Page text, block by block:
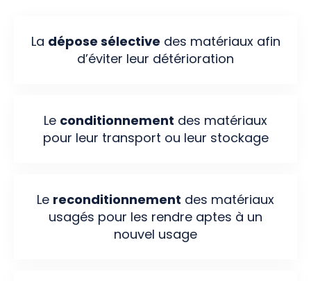
La dépose sélective des matériaux afin
d’éviter leur détérioration
Le conditionnement des matériaux
pour leur transport ou leur stockage
Le reconditionnement des matériaux
usagés pour les rendre aptes à un
nouvel usage